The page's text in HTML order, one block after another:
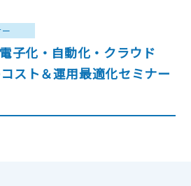
子化・自動化・クラウド
スト＆運用最適化セミナー